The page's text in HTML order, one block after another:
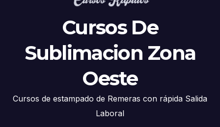
Cursos De
Sublimacion Zona
Oeste
Cursos de estampado de Remeras con rápida Salida
Laboral